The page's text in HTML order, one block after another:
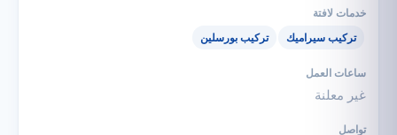
تركيب سيراميك تركيب بورسلين
غير معلنة